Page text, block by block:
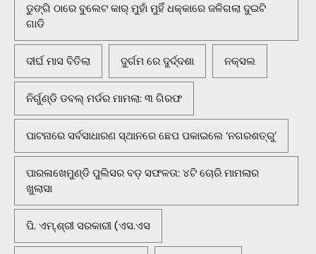
ଡୁଙ୍ଗି ଠାରେ ବୁଲେଟ କାର୍ ମୁହାଁ ମୁହିଁ ଧକ୍କାରେ ଜଳିଗଲା ଦୁଇଟି
ଗାଡି
ଦୀର୍ଘ ମାସ ବିତିଲା ଦୁର୍ଗମ ରେ ଦୁର୍ଦ୍ଦଶା ନକ୍ସଲ
ନିର୍ଗୁଣ୍ଡି ଡବଲ୍ ମର୍ଡର ମାମଲା: ୩ ଗିରଫ
ପାଟନାରେ ସର୍ବସାଧାରଣ ସ୍ଥାନରେ ଛେପ ପକାଇଲେ ‘ନଗରଶତ୍ରୁ’
ପାରଳାଖେମୁଣ୍ଡି ପୁଲିସର ବଡ଼ ସଫଳତା: ୪ଟି ଚୋରି ମାମଲାର
ଖୁଲାସା
ପି. ଏମ୍.ଶ୍ରୀ ସରକାରୀ (ଏସ.ଏସ